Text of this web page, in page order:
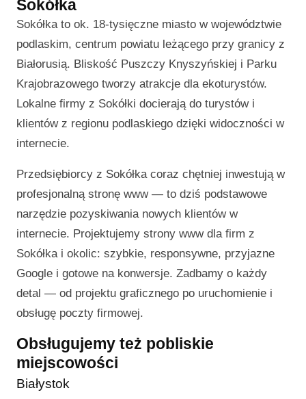
Sokółka
Sokółka to ok. 18-tysięczne miasto w województwie
podlaskim, centrum powiatu leżącego przy granicy z
Białorusią. Bliskość Puszczy Knyszyńskiej i Parku
Krajobrazowego tworzy atrakcje dla ekoturystów.
Lokalne firmy z Sokółki docierają do turystów i
klientów z regionu podlaskiego dzięki widoczności w
internecie.
Przedsiębiorcy z Sokółka coraz chętniej inwestują w
profesjonalną stronę www — to dziś podstawowe
narzędzie pozyskiwania nowych klientów w
internecie. Projektujemy strony www dla firm z
Sokółka i okolic: szybkie, responsywne, przyjazne
Google i gotowe na konwersje. Zadbamy o każdy
detal — od projektu graficznego po uruchomienie i
obsługę poczty firmowej.
Obsługujemy też pobliskie
miejscowości
Białystok